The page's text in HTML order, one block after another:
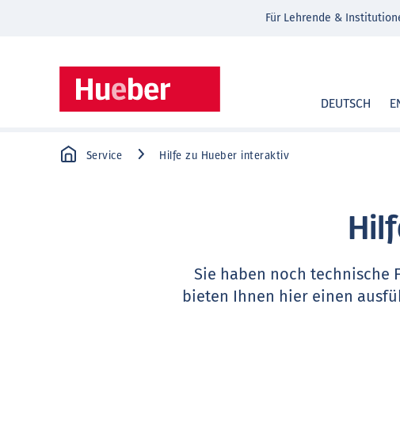
DEUTSCH
Für Lehrende &
Service Hilfe zu Hueber interaktiv
Sie haben noch technische
bieten Ihnen hier einen